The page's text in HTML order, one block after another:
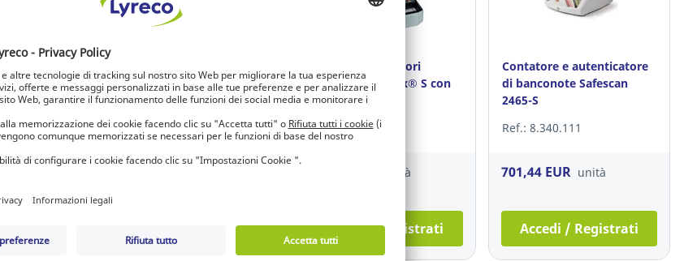
Safescan 2265
Ref.: 17.228.923
Accedi / Registrati
Cassetta portavalori
Durable €uroboxx® S con
maniglia
Ref.: 10.265.797
unità
Accedi / Registrati
Contatore e autenticatore
di banconote Safescan
2465-S
Ref.: 8.340.111
701,44 EUR unità
Accedi / Registrati